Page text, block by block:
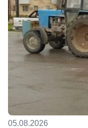
05.08.2026